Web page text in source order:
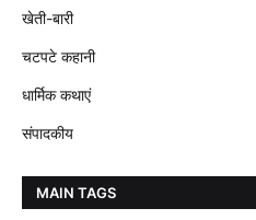
खेती-बारी
चटपटे कहानी
धार्मिक कथाएं
संपादकीय
MAIN TAGS